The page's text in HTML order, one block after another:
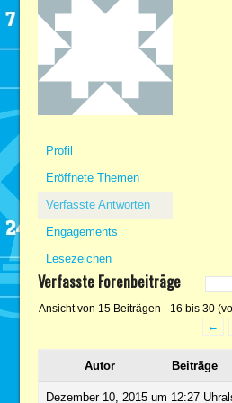
Profil
Eröffnete Themen
Verfasste Antworten
Engagements
Lesezeichen
Verfasste Forenbeiträge
Ansicht von 15 Beiträgen - 16 bis 30
←
Autor Beiträge
Dezember 10, 2015 um 12:27 Uhr